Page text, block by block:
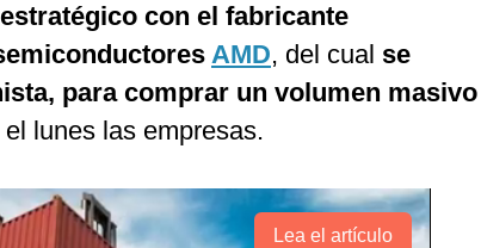
con el fabricante
AMD, del cual se
para comprar un volumen masivo
lunes las empresas.
Lea el artículo